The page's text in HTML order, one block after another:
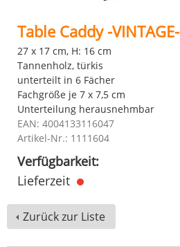
Table Caddy -VINTAGE-
27 x 17 cm, H: 16 cm
Tannenholz, türkis
unterteilt in 6 Fächer
Fachgröße je 7 x 7,5 cm
Unterteilung herausnehmbar
EAN: 4004133116047
Artikel-Nr.: 1111604
Verfügbarkeit:
Lieferzeit
Zurück zur Liste